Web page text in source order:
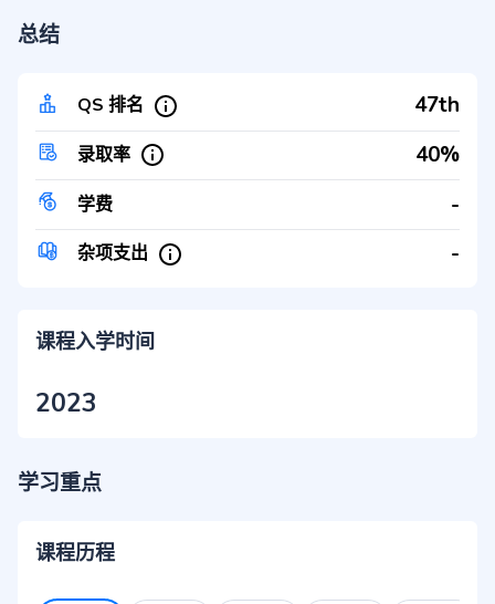
总结
QS 排名 47th
录取率 40%
学费 -
杂项支出 -
课程入学时间
2023
学习重点
课程历程